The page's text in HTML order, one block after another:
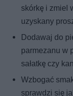
skórkę i zmiel
uzyskany
Dodawaj do
parmezanu w
sałatkę czy
Wzbogać
sprawdzi się